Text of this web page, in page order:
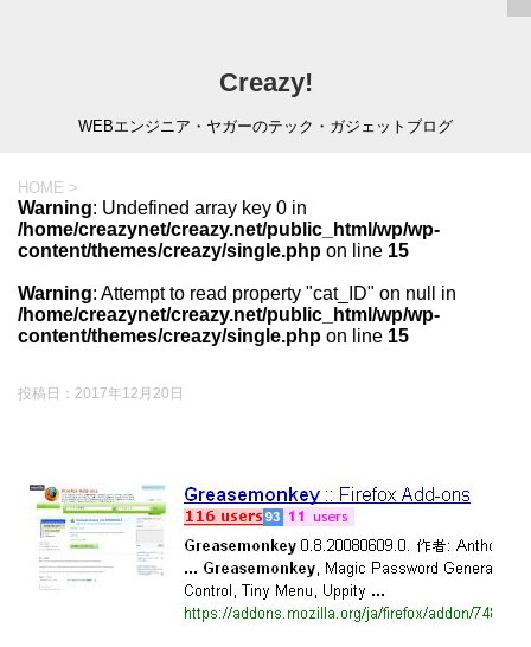
Creazy!
WEBエンジニア・ヤガーのテック・ガジェットブログ
HOME >
Warning: Undefined array key 0 in
/home/creazynet/creazy.net/public_html/wp/wp-
content/themes/creazy/single.php on line 15
Warning: Attempt to read property "cat_ID" on null in
/home/creazynet/creazy.net/public_html/wp/wp-
content/themes/creazy/single.php on line 15
投稿日： 2017年12月20日